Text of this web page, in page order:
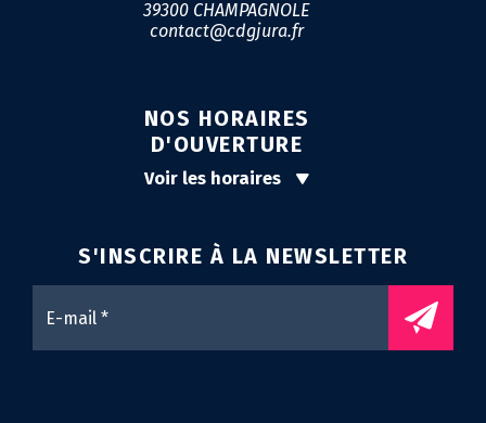
39300 CHAMPAGNOLE
contact@cdgjura.fr
NOS HORAIRES
D'OUVERTURE
Voir les horaires
S'INSCRIRE À LA NEWSLETTER